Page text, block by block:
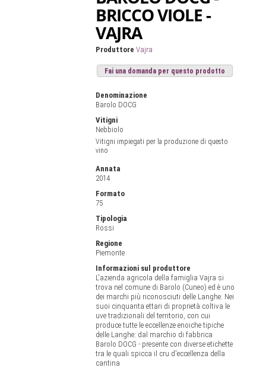
BRICCO VIOLE -
VAJRA
Produttore Vajra
Fai una domanda per questo prodotto
Denominazione
Barolo DOCG
Vitigni
Nebbiolo
Vitigni impiegati per la produzione di questo
vino
Annata
2014
Formato
75
Tipologia
Rossi
Regione
Piemonte
Informazioni sul produttore
L'azienda agricola della famiglia Vajra si
trova nel comune di Barolo (Cuneo) ed è uno
dei marchi più riconosciuti delle Langhe. Nei
suoi cinquanta ettari di proprietà coltiva le
uve tradizionali del territorio, con cui
produce tutte le eccellenze enoiche tipiche
delle Langhe: dal marchio di fabbrica
Barolo DOCG - presente con diverse etichette
tra le quali spicca il cru d'eccellenza della
cantina